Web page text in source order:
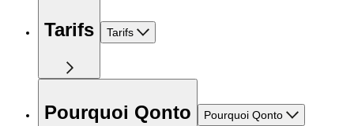
Tarifs Tarifs
Pourquoi Qonto Pourquoi Qonto